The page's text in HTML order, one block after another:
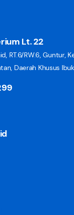
Lt. 22
RT.6/RW.6, Guntur,
Daerah Khusus